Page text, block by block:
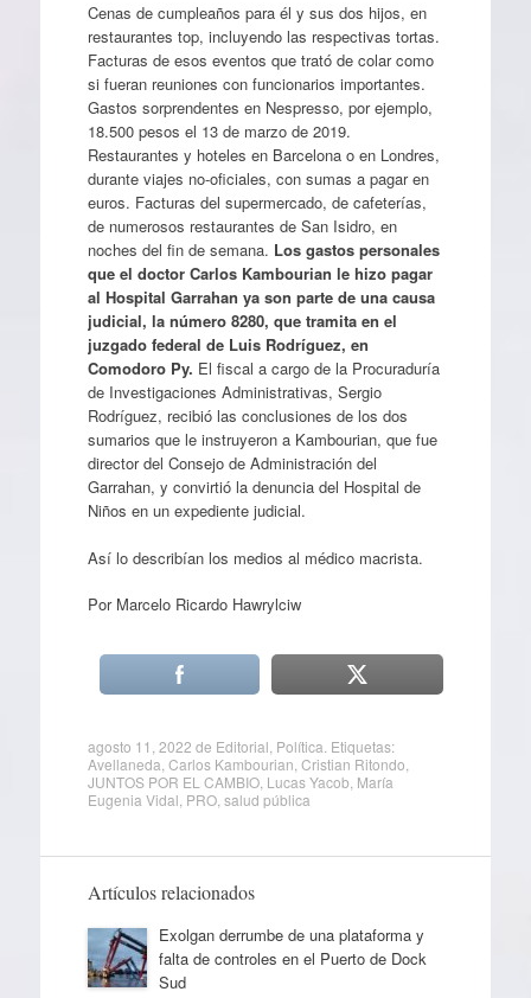
Cenas de cumpleaños para él y sus dos hijos, en
restaurantes top, incluyendo las respectivas tortas.
Facturas de esos eventos que trató de colar como
si fueran reuniones con funcionarios importantes.
Gastos sorprendentes en Nespresso, por ejemplo,
18.500 pesos el 13 de marzo de 2019.
Restaurantes y hoteles en Barcelona o en Londres,
durante viajes no-oficiales, con sumas a pagar en
euros. Facturas del supermercado, de cafeterías,
de numerosos restaurantes de San Isidro, en
noches del fin de semana. Los gastos personales
que el doctor Carlos Kambourian le hizo pagar
al Hospital Garrahan ya son parte de una causa
judicial, la número 8280, que tramita en el
juzgado federal de Luis Rodríguez, en
Comodoro Py. El fiscal a cargo de la Procuraduría
de Investigaciones Administrativas, Sergio
Rodríguez, recibió las conclusiones de los dos
sumarios que le instruyeron a Kambourian, que fue
director del Consejo de Administración del
Garrahan, y convirtió la denuncia del Hospital de
Niños en un expediente judicial.
Así lo describían los medios al médico macrista.
Por Marcelo Ricardo Hawrylciw
agosto 11, 2022 de Editorial Política . Etiquetas:
Avellaneda Carlos Kambourian Cristian Ritondo
JUNTOS POR EL CAMBIO, Lucas Yacob María
Eugenia Vidal PRO, salud pública
Artículos relacionados
Exolgan derrumbe de una plataforma y
falta de controles en el Puerto de Dock
Sud